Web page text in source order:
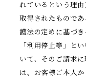
れているという理
取得されたもので
護法の定めに基づ
「利用停止等」と
いて、そのご請求
は、お客様ご本人